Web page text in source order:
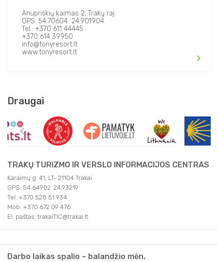
Anupriškių kaimas 2, Trakų raj.
GPS: 54.70604 24.901904
Tel.: +370 611 44445
+370 614 39950
info@tonyresort.lt
www.tonyresort.lt
Draugai
TRAKŲ TURIZMO IR VERSLO INFORMACIJOS CENTRAS
Karaimų g. 41, LT- 21104 Trakai
GPS: 54.64902 24.93219
Tel. +370 528 51 934
Mob. +370 672 09 476
El. paštas: trakaiTIC@trakai.lt
Darbo laikas spalio – balandžio mėn.